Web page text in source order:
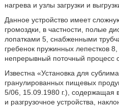
нагрева и узлы загрузки и
Данное устройство имеет
громоздки, в частности, полые
лопатками 5, снабженными
гребенок пружинных лепестков
непрерывный поточный процесс
Известна «Установка для
гранулированных пищевых
5/06, 15.09.1980 г.), содержащая
и разгрузочное устройства,